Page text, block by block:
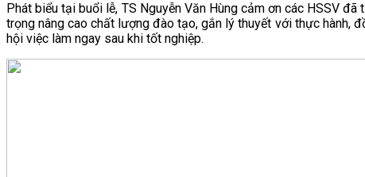
Phát biểu tại buổi lễ, TS Nguyễn Văn Hùng cảm ơn các HSSV
trọng nâng cao chất lượng đào tạo, gắn lý thuyết với thực hành,
hội việc làm ngay sau khi tốt nghiệp.